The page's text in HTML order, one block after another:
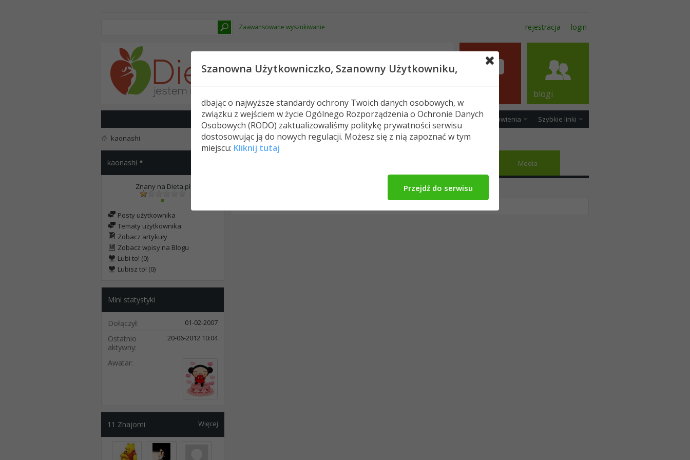
Zaawansowane wyszukiwanie rejestracja login
Nowe posty FAQ Kalendarz Spełeczność Ustawienia Szybkie linki
blogi
kaonashi
kaonashi
Znany na Dieta.pl
Posty użytkownika
Tematy użytkownika
Zobacz artykuły
Zobacz wpisy na Blogu
Lubi to! (0)
Lubisz to! (0)
Mini statystyki
Dołączył 01-02-2007
Ostatnio
aktywny
20-06-2012 10:04
Awatar
Więcej
11 Znajomi
Media
Szanowna Użytkowniczko, Szanowny Użytkowniku,
dbając o najwyższe standardy ochrony Twoich danych osobowych, w
związku z wejściem w życie Ogólnego Rozporządzenia o Ochronie Danych
Osobowych (RODO) zaktualizowaliśmy politykę prywatności serwisu
dostosowując ją do nowych regulacji. Możesz się z nią zapoznać w tym
miejscu: Kliknij tutaj
Przejdź do serwisu